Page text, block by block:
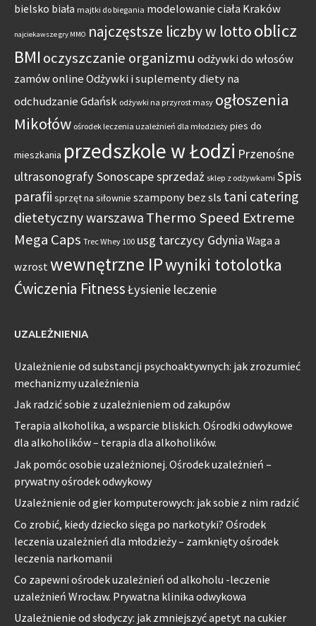
bielsko biała majtki do biegania modelowanie ciała Kraków
najciekawsze gry MMO najczęstsze liczby w lottooblicz
BMI oczyszczanie organizmu odżywki do włosów
zamów onlineOdżywki i suplementy diety na
odchudzanie Gdańsk odżywki na przyrost masy ogłoszenia
Mikołów ośrodek leczenia uzależnień dla młodzieży pies do
mieszkania przedszkole w Łodzi Przenośne
ultrasonografy Sonoscape sprzedaż sklep z odżywkami Spis
parafii sprzęt na siłownie szampony bez sls tani catering
dietetyczny warszawa Thermo Speed Extreme
Mega Caps Trec Whey 100 usg tarczycy Gdynia Waga a
wzrost wewnętrzne IPwyniki totolotka
Ćwiczenia FitnessŁysienie leczenie
UZALEŻNIENIA
Uzależnienie od substancji psychoaktywnych: jak zrozumieć
mechanizmy uzależnienia
Jak radzić sobie z uzależnieniem od zakupów
Terapia alkoholika, a wsparcie bliskich. Ośrodki odwykowe
dla alkoholików – terapia dla alkoholików.
Jak pomóc osobie uzależnionej. Ośrodek uzależnień –
prywatny ośrodek odwykowy
Uzależnienie od gier komputerowych: jak sobie z nim radzić
Co zrobić, kiedy dziecko sięga po narkotyki? Ośrodek
leczenia uzależnień dla młodzieży – zamknięty ośrodek
leczenia narkomanii
Co zapewni ośrodek uzależnień od alkoholu -leczenie
uzależnień Wrocław. Prywatna klinika odwykowa
Uzależnienie od słodyczy: jak zmniejszyć apetyt na cukier